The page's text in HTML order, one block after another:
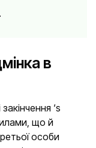
в
‘s
що й
особи